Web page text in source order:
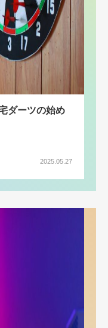
ダーツの始め
2025.05.27